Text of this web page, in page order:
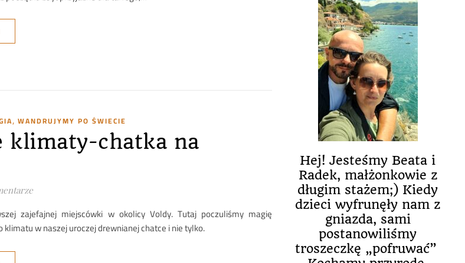
, WANDRUJYMY PO ŚWIECIE
klimaty-chatka na
zajefajnej miejscówki w okolicy Voldy. Tutaj poczuliśmy magię
klimatu w naszej uroczej drewnianej chatce i nie tylko.
Hej! Jesteśmy Beata i
Radek, małżonkowie z
długim stażem;) Kiedy
dzieci wyfrunęły nam z
gniazda, sami
postanowiliśmy
troszeczkę „pofruwać”